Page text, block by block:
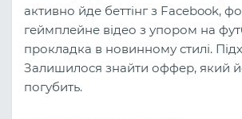
активно йде беттінг з Facebook,
геймплейне відео з упором на
прокладка в новинному стилі.
Залишилося знайти оффер, який
погубить.